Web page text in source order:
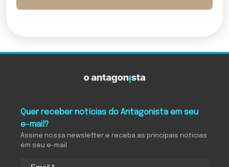
Quer receber notícias do Antagonista em seu
e-mail?
Assine nossa newsletter e receba as principais notícias
em seu e-mail